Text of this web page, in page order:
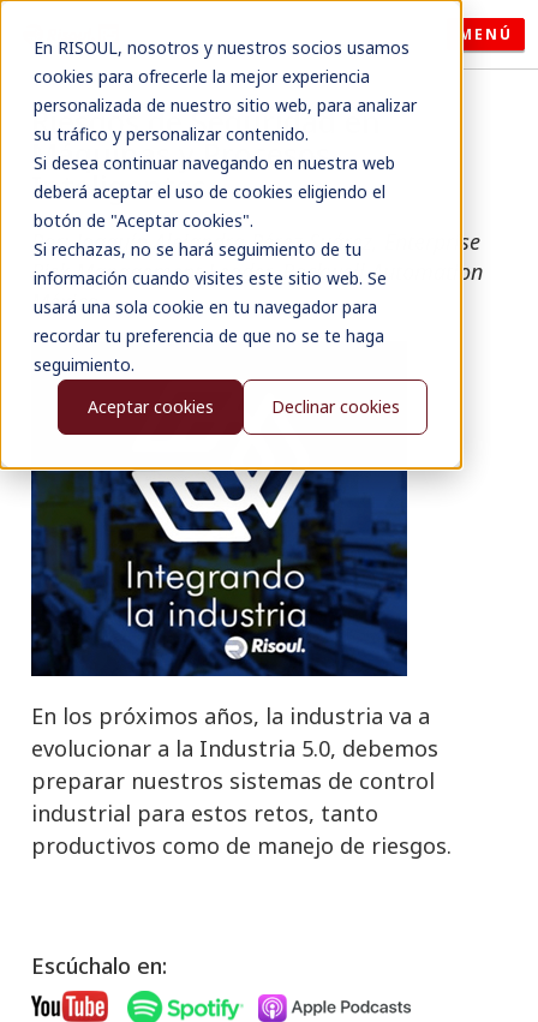
En RISOUL, nosotros y nuestros socios usamos
cookies para ofrecerle la mejor experiencia
personalizada de nuestro sitio web, para analizar
su tráfico y personalizar contenido.
Si desea continuar navegando en nuestra web
deberá aceptar el uso de cookies eligiendo el
botón de "Aceptar cookies".
Si rechazas, no se hará seguimiento de tu
información cuando visites este sitio web. Se
usará una sola cookie en tu navegador para
recordar tu preferencia de que no se te haga
seguimiento.
Aceptar cookies
Declinar cookies
MENÚ
Riesgos de Seguridad en
Máquinas y Procesos
Inteligentes
Por: Joaquín Alejandro Pérez Suárez, Enterprise
Risk Management Leader, Rockwell Automation
México
En los próximos años, la industria va a
evolucionar a la Industria 5.0, debemos
preparar nuestros sistemas de control
industrial para estos retos, tanto
productivos como de manejo de riesgos.
Escúchalo en: